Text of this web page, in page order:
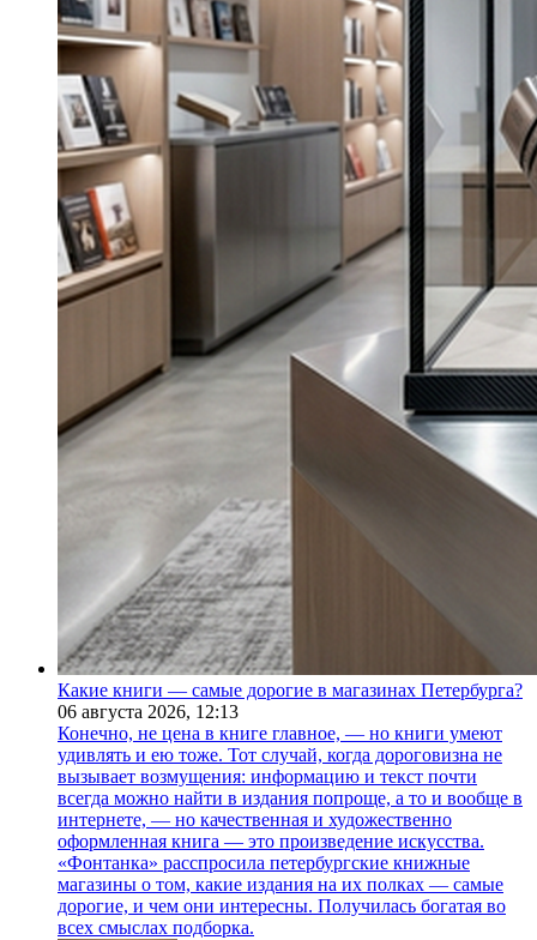
Какие книги — самые дорогие в магазинах Петербурга?
06 августа 2026, 12:13
Конечно, не цена в книге главное, — но книги умеют
удивлять и ею тоже. Тот случай, когда дороговизна не
вызывает возмущения: информацию и текст почти
всегда можно найти в издания попроще, а то и вообще в
интернете, — но качественная и художественно
оформленная книга — это произведение искусства.
«Фонтанка» расспросила петербургские книжные
магазины о том, какие издания на их полках — самые
дорогие, и чем они интересны. Получилась богатая во
всех смыслах подборка.